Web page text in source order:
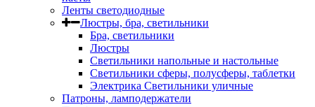
Ленты светодиодные
Люстры, бра, светильники
Бра, светильники
Люстры
Светильники напольные и настольные
Светильники сферы, полусферы, таблетки
Электрика Светильники уличные
Патроны, ламподержатели